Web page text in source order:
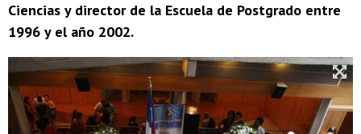
Ciencias y director de la Escuela de Postgrado entre
1996 y el año 2002.